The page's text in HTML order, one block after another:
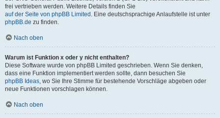
frei vertrieben werden. Weitere Details finden Sie
auf der Seite von phpBB Limited . Eine deutschsprachige Anlaufstelle ist unter
phpBB.de zu finden.
Nach oben
Warum ist Funktion x oder y nicht enthalten?
Diese Software wurde von phpBB Limited geschrieben. Wenn Sie denken,
dass eine Funktion implementiert werden sollte, dann besuchen Sie
phpBB Ideas, wo Sie Ihre Stimme für bestehende Vorschläge abgeben oder
neue Funktionen vorschlagen können.
Nach oben